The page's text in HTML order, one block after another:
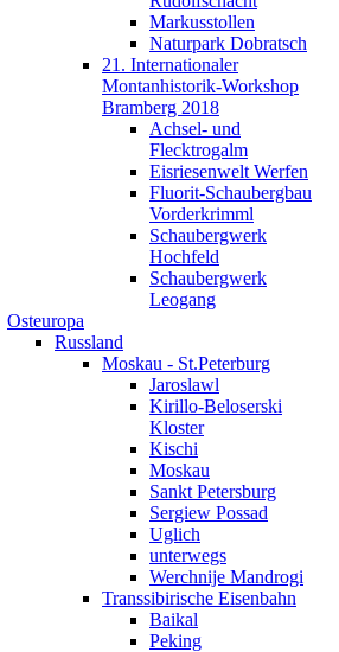
Markusstollen
Naturpark Dobratsch
21. Internationaler
Montanhistorik-Workshop
Bramberg 2018
Achsel- und
Flecktrogalm
Eisriesenwelt Werfen
Fluorit-Schaubergbau
Vorderkrimml
Schaubergwerk
Hochfeld
Schaubergwerk
Leogang
Osteuropa
Russland
Moskau - St.Peterburg
Jaroslawl
Kirillo-Beloserski
Kloster
Kischi
Moskau
Sankt Petersburg
Sergiew Possad
Uglich
unterwegs
Werchnije Mandrogi
Transsibirische Eisenbahn
Baikal
Peking